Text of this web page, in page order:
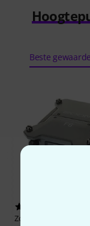
Beste
Zoom